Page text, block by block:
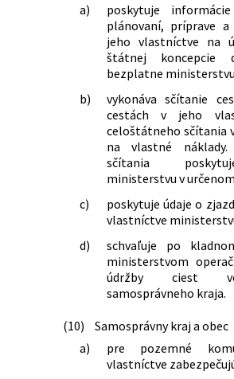
a)
poskytuje
plánovaní, príprave
jeho vlastníctve na
štátnej
bezplatne
b)
vykonáva sčítanie
cestách v jeho
celoštátneho sčítania
na vlastné
sčítania
ministerstvu v
c)
poskytuje údaje o
vlastníctve
d)
schvaľuje po
ministerstvom
údržby ciest
samosprávneho kraja.
(10)
Samosprávny kraj a obec
a)
pre pozemné
vlastníctve